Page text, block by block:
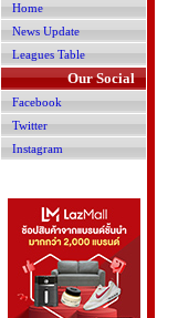
Home
News Update
Leagues Table
Our Social
Facebook
Twitter
Instagram